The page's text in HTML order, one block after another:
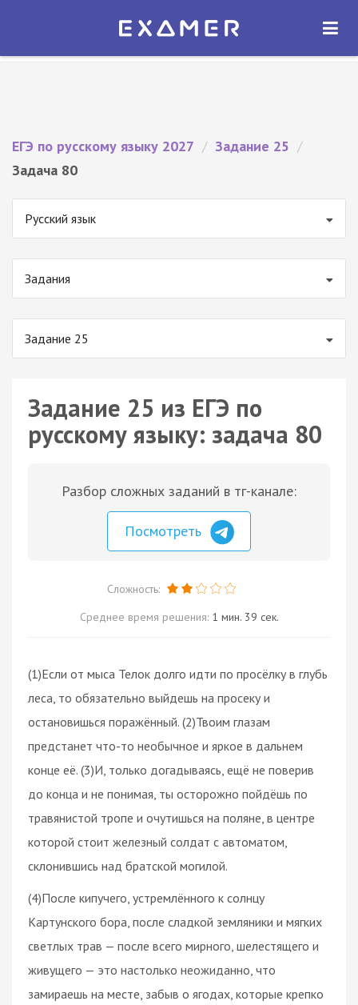
Экзамер — ЕГЭ 2027
ОТКРЫТЬ
ЕГЭ по русскому языку 2027 / Задание 25 /
Задача 80
Русский язык
Задания
Задание 25
Задание 25 из ЕГЭ по
русскому языку: задача 80
Разбор сложных заданий в тг-канале:
Посмотреть
Сложность:
Среднее время решения: 1 мин. 39 сек.
(1)Если от мыса Телок долго идти по просёлку в глубь
леса, то обязательно выйдешь на просеку и
остановишься поражённый. (2)Твоим глазам
предстанет что-то необычное и яркое в дальнем
конце её. (3)И, только догадываясь, ещё не поверив
до конца и не понимая, ты осторожно пойдёшь по
травянистой тропе и очутишься на поляне, в центре
которой стоит железный солдат с автоматом,
склонившись над братской могилой.
(4)После кипучего, устремлённого к солнцу
Картунского бора, после сладкой земляники и мягких
светлых трав — после всего мирного, шелестящего и
живущего — это настолько неожиданно, что
замираешь на месте, забыв о ягодах, которые крепко